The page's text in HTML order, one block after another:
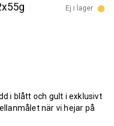
Ej i lager
i blått och gult i exklusivt
när vi hejar på